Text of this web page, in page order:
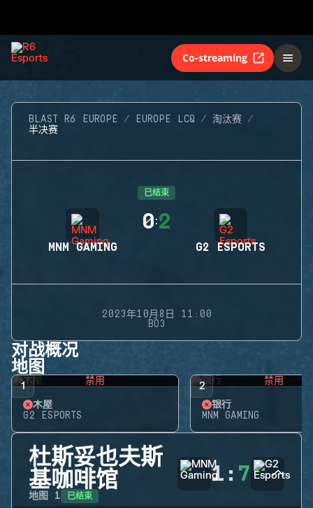
Co-streaming
BLAST R6 EUROPE EUROPE LCQ
淘汰赛
半决赛
已结束
MNM GAMING
0:2
G2 ESPORTS
2023年10月8日 11:00
BO3
对战概况
地图
1 禁用
木屋
G2 ESPORTS
2 禁用
银行
MNM GAMING
杜斯妥也夫斯
基咖啡馆
地图 1 已结束
1 : 7